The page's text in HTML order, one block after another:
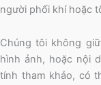
người phối khí hoặc
Chúng tôi không
hình ảnh, hoặc nội
tính tham khảo, có